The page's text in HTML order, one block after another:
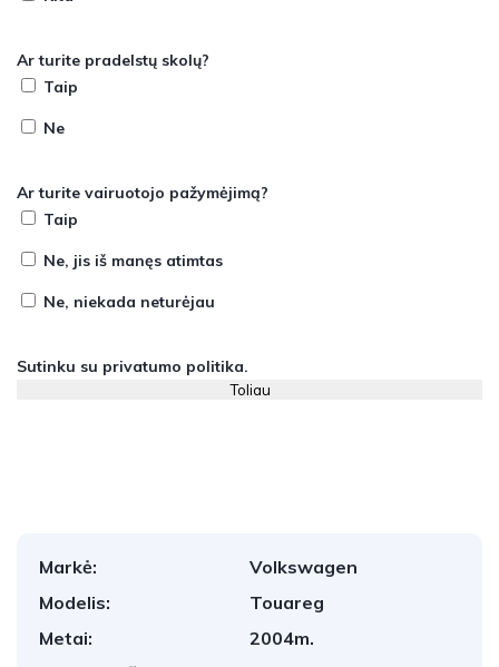
Ar turite pradelstų skolų?
Taip
Ne
Ar turite vairuotojo pažymėjimą?
Taip
Ne, jis iš manęs atimtas
Ne, niekada neturėjau
Sutinku su privatumo politika.
Markė:
Volkswagen
Modelis:
Touareg
Metai:
2004m.